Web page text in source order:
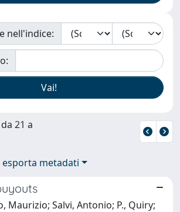
nell'indice:
21 a
esporta metadati
Maurizio; Salvi, Antonio; P., Quiry;